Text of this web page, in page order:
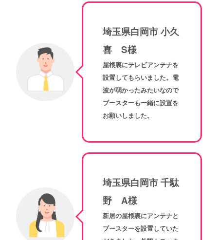
埼玉県白岡市 小久
喜 S様
屋根裏にテレビアンテナを
設置してもらいました。電
波が弱かったみたいなので
ブースターも一緒に設置を
お願いしました。
埼玉県白岡市 千駄
野 A様
新居の屋根裏にアンテナと
ブースターを設置していた